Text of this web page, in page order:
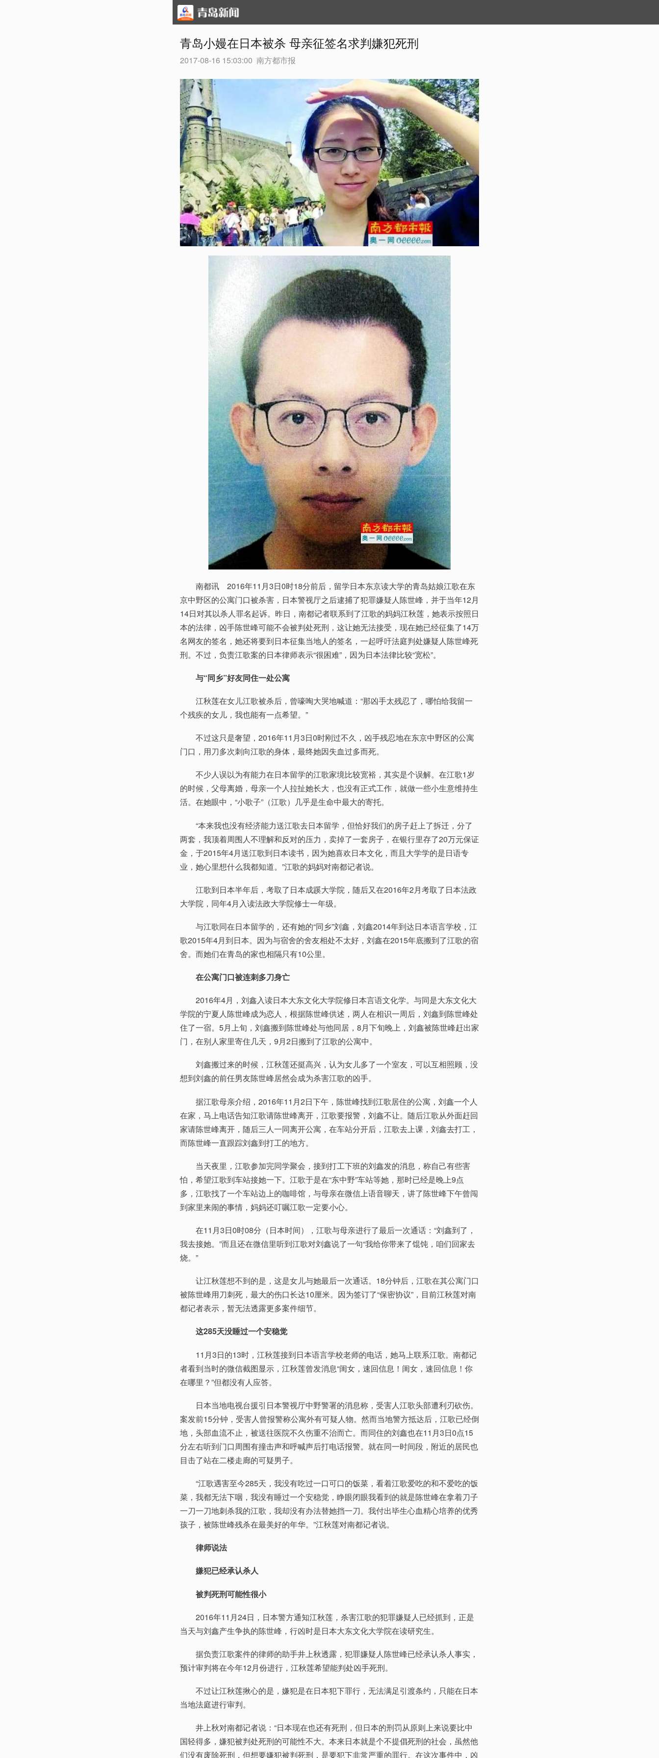
青岛小嫚在日本被杀 母亲征签名求判嫌犯死刑
2017-08-16 15:03:00 南方都市报
南都讯 2016年11月3日0时18分前后，留学日本东京读大学的青岛姑娘江歌在东
京中野区的公寓门口被杀害，日本警视厅之后逮捕了犯罪嫌疑人陈世峰，并于当年12月
14日对其以杀人罪名起诉。昨日，南都记者联系到了江歌的妈妈江秋莲，她表示按照日
本的法律，凶手陈世峰可能不会被判处死刑，这让她无法接受，现在她已经征集了14万
名网友的签名，她还将要到日本征集当地人的签名，一起呼吁法庭判处嫌疑人陈世峰死
刑。不过，负责江歌案的日本律师表示“很困难”，因为日本法律比较“宽松”。
与“同乡”好友同住一处公寓
江秋莲在女儿江歌被杀后，曾嚎啕大哭地喊道：“那凶手太残忍了，哪怕给我留一
个残疾的女儿，我也能有一点希望。”
不过这只是奢望，2016年11月3日0时刚过不久，凶手残忍地在东京中野区的公寓
门口，用刀多次刺向江歌的身体，最终她因失血过多而死。
不少人误以为有能力在日本留学的江歌家境比较宽裕，其实是个误解。在江歌1岁
的时候，父母离婚，母亲一个人拉扯她长大，也没有正式工作，就做一些小生意维持生
活。在她眼中，“小歌子”（江歌）几乎是生命中最大的寄托。
“本来我也没有经济能力送江歌去日本留学，但恰好我们的房子赶上了拆迁，分了
两套，我顶着周围人不理解和反对的压力，卖掉了一套房子，在银行里存了20万元保证
金，于2015年4月送江歌到日本读书，因为她喜欢日本文化，而且大学学的是日语专
业，她心里想什么我都知道。”江歌的妈妈对南都记者说。
江歌到日本半年后，考取了日本成蹊大学院，随后又在2016年2月考取了日本法政
大学院，同年4月入读法政大学院修士一年级。
与江歌同在日本留学的，还有她的“同乡”刘鑫，刘鑫2014年到达日本语言学校，江
歌2015年4月到日本。因为与宿舍的舍友相处不太好，刘鑫在2015年底搬到了江歌的宿
舍。而她们在青岛的家也相隔只有10公里。
在公寓门口被连刺多刀身亡
2016年4月，刘鑫入读日本大东文化大学院修日本言语文化学。与同是大东文化大
学院的宁夏人陈世峰成为恋人，根据陈世峰供述，两人在相识一周后，刘鑫到陈世峰处
住了一宿。5月上旬，刘鑫搬到陈世峰处与他同居，8月下旬晚上，刘鑫被陈世峰赶出家
门，在别人家里寄住几天，9月2日搬到了江歌的公寓中。
刘鑫搬过来的时候，江秋莲还挺高兴，认为女儿多了一个室友，可以互相照顾，没
想到刘鑫的前任男友陈世峰居然会成为杀害江歌的凶手。
据江歌母亲介绍，2016年11月2日下午，陈世峰找到江歌居住的公寓，刘鑫一个人
在家，马上电话告知江歌请陈世峰离开，江歌要报警，刘鑫不让。随后江歌从外面赶回
家请陈世峰离开，随后三人一同离开公寓，在车站分开后，江歌去上课，刘鑫去打工，
而陈世峰一直跟踪刘鑫到打工的地方。
当天夜里，江歌参加完同学聚会，接到打工下班的刘鑫发的消息，称自己有些害
怕，希望江歌到车站接她一下。江歌于是在“东中野”车站等她，那时已经是晚上9点
多，江歌找了一个车站边上的咖啡馆，与母亲在微信上语音聊天，讲了陈世峰下午曾闯
到家里来闹的事情，妈妈还叮嘱江歌一定要小心。
在11月3日0时08分（日本时间），江歌与母亲进行了最后一次通话：“刘鑫到了，
我去接她。”而且还在微信里听到江歌对刘鑫说了一句“我给你带来了馄饨，咱们回家去
烧。”
让江秋莲想不到的是，这是女儿与她最后一次通话。18分钟后，江歌在其公寓门口
被陈世峰用刀刺死，最大的伤口长达10厘米。因为签订了“保密协议”，目前江秋莲对南
都记者表示，暂无法透露更多案件细节。
这285天没睡过一个安稳觉
11月3日的13时，江秋莲接到日本语言学校老师的电话，她马上联系江歌。南都记
者看到当时的微信截图显示，江秋莲曾发消息“闺女，速回信息！闺女，速回信息！你
在哪里？”但都没有人应答。
日本当地电视台援引日本警视厅中野警署的消息称，受害人江歌头部遭利刃砍伤。
案发前15分钟，受害人曾报警称公寓外有可疑人物。然而当地警方抵达后，江歌已经倒
地，头部血流不止，被送往医院不久伤重不治而亡。而同住的刘鑫也在11月3日0点15
分左右听到门口周围有撞击声和呼喊声后打电话报警。就在同一时间段，附近的居民也
目击了站在二楼走廊的可疑男子。
“江歌遇害至今285天，我没有吃过一口可口的饭菜，看着江歌爱吃的和不爱吃的饭
菜，我都无法下咽，我没有睡过一个安稳觉，睁眼闭眼我看到的就是陈世峰在拿着刀子
一刀一刀地刺杀我的江歌，我却没有办法替她挡一刀。我付出毕生心血精心培养的优秀
孩子，被陈世峰残杀在最美好的年华。”江秋莲对南都记者说。
律师说法
嫌犯已经承认杀人
被判死刑可能性很小
2016年11月24日，日本警方通知江秋莲，杀害江歌的犯罪嫌疑人已经抓到，正是
当天与刘鑫产生争执的陈世峰，行凶时是日本大东文化大学院在读研究生。
据负责江歌案件的律师的助手井上秋透露，犯罪嫌疑人陈世峰已经承认杀人事实，
预计审判将在今年12月份进行，江秋莲希望能判处凶手死刑。
不过让江秋莲揪心的是，嫌犯是在日本犯下罪行，无法满足引渡条约，只能在日本
当地法庭进行审判。
井上秋对南都记者说：“日本现在也还有死刑，但日本的刑罚从原则上来说要比中
国轻得多，嫌犯被判处死刑的可能性不大。本来日本就是个不提倡死刑的社会，虽然他
们没有废除死刑，但想要嫌犯被判死刑，是要犯下非常严重的罪行。在这次事件中，凶